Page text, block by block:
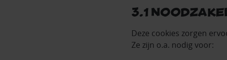
3.1
Deze cookies zorgen
Ze zijn o.a. nodig voor: